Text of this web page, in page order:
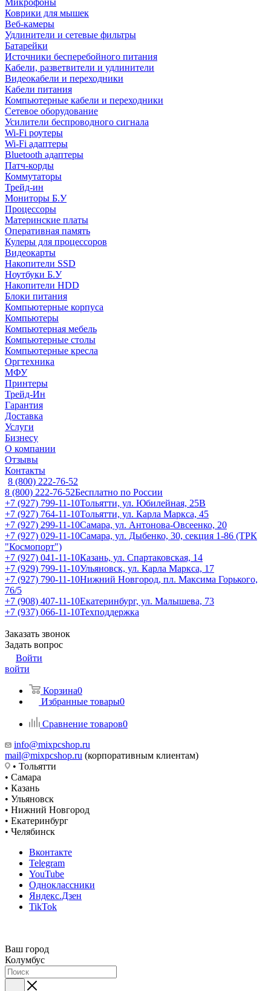
Микрофоны
Коврики для мышек
Веб-камеры
Удлинители и сетевые фильтры
Батарейки
Источники бесперебойного питания
Кабели, разветвители и удлинители
Видеокабели и переходники
Кабели питания
Компьютерные кабели и переходники
Сетевое оборудование
Усилители беспроводного сигнала
Wi-Fi роутеры
Wi-Fi адаптеры
Bluetooth адаптеры
Патч-корды
Коммутаторы
Трейд-ин
Мониторы Б.У
Процессоры
Материнские платы
Оперативная память
Кулеры для процессоров
Видеокарты
Накопители SSD
Ноутбуки Б.У
Накопители HDD
Блоки питания
Компьютерные корпуса
Компьютеры
Компьютерная мебель
Компьютерные столы
Компьютерные кресла
Оргтехника
МФУ
Принтеры
Трейд-Ин
Гарантия
Доставка
Услуги
Бизнесу
О компании
Отзывы
Контакты
8 (800) 222-76-52
8 (800) 222-76-52Бесплатно по России
+7 (927) 799-11-10Тольятти, ул. Юбилейная, 25В
+7 (927) 764-11-10Тольятти, ул. Карла Маркса, 45
+7 (927) 299-11-10Самара, ул. Антонова-Овсеенко, 20
+7 (927) 029-11-10Самара, ул. Дыбенко, 30, секция 1-86 (ТРК
"Космопорт")
+7 (927) 041-11-10Казань, ул. Спартаковская, 14
+7 (929) 799-11-10Ульяновск, ул. Карла Маркса, 17
+7 (927) 790-11-10Нижний Новгород, пл. Максима Горького,
76/5
+7 (908) 407-11-10Екатеринбург, ул. Малышева, 73
+7 (937) 066-11-10Техподдержка
Заказать звонок
Задать вопрос
Войти
войти
Корзина0
Избранные товары0
Сравнение товаров0
info@mixpcshop.ru
mail@mixpcshop.ru (корпоративным клиентам)
• Тольятти
• Самара
• Казань
• Ульяновск
• Нижний Новгород
• Екатеринбург
• Челябинск
Вконтакте
Telegram
YouTube
Одноклассники
Яндекс.Дзен
TikTok
Ваш город
Колумбус